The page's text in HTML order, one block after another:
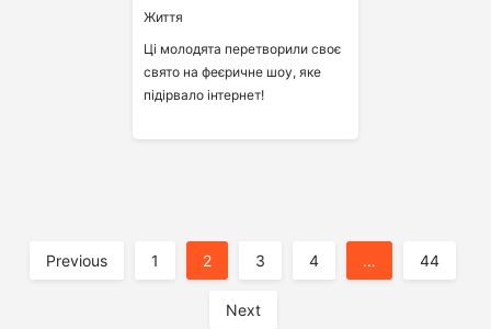
Життя
Ці молодята перетворили своє
свято на феєричне шоу, яке
підірвало інтернет!
Previous 1 2 3 4 … 44
Next